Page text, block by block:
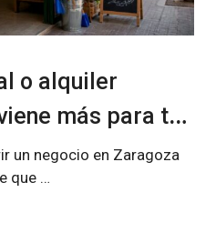
o alquiler
más para tu
un negocio en Zaragoza
que …